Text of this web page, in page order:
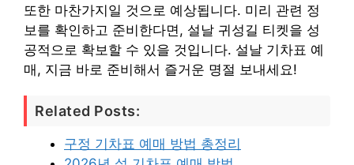
또한 마찬가지일 것으로 예상됩니다. 미리 관련 정
보를 확인하고 준비한다면, 설날 귀성길 티켓을 성
공적으로 확보할 수 있을 것입니다. 설날 기차표 예
매, 지금 바로 준비해서 즐거운 명절 보내세요!
Related Posts:
구정 기차표 예매 방법 총정리